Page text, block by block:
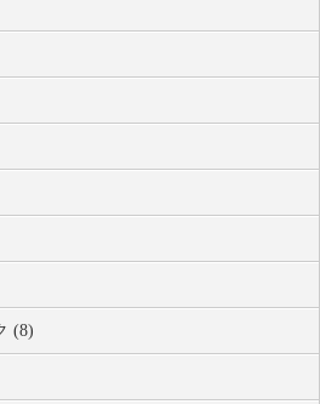
(8)